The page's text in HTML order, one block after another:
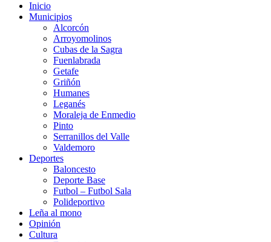
Inicio
Municipios
Alcorcón
Arroyomolinos
Cubas de la Sagra
Fuenlabrada
Getafe
Griñón
Humanes
Leganés
Moraleja de Enmedio
Pinto
Serranillos del Valle
Valdemoro
Deportes
Baloncesto
Deporte Base
Futbol – Futbol Sala
Polideportivo
Leña al mono
Opinión
Cultura